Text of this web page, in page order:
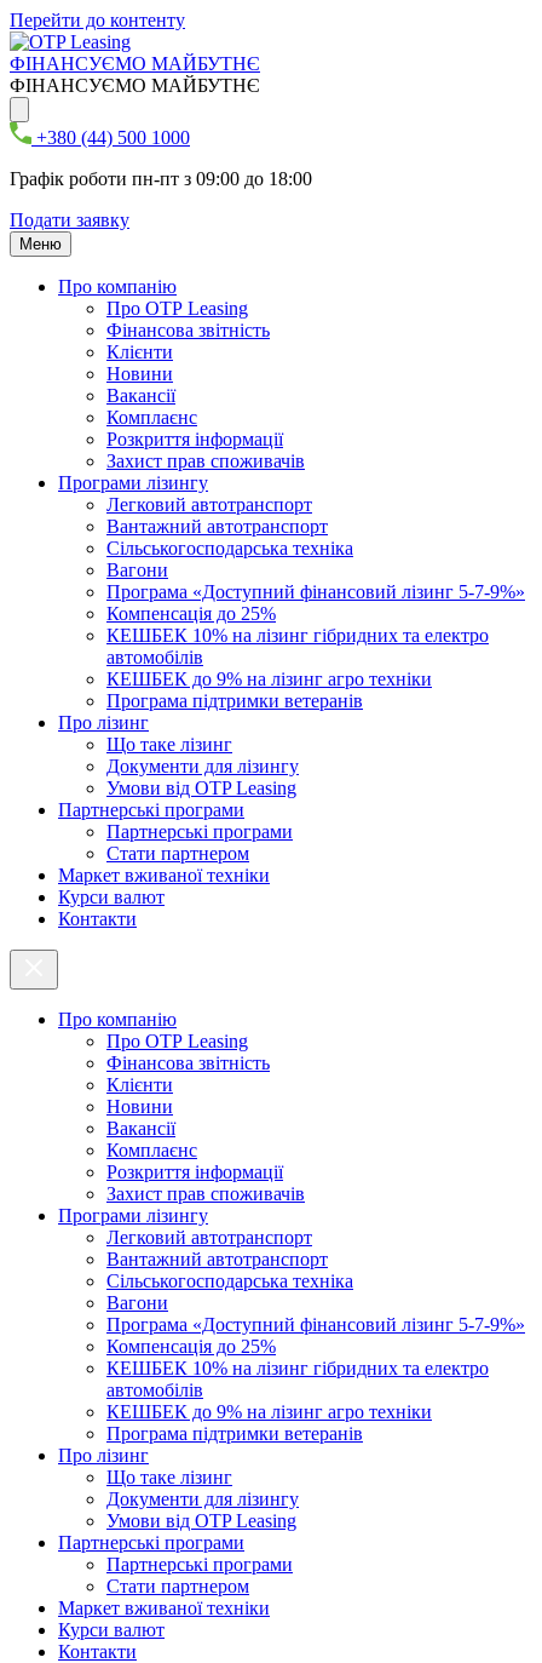
Перейти до контенту
ФІНАНСУЄМО МАЙБУТНЄ
ФІНАНСУЄМО МАЙБУТНЄ
+380 (44) 500 1000
Графік роботи пн-пт з 09:00 до 18:00
Подати заявку
Меню
Про компанію
Про ОТР Leasing
Фінансова звітність
Клієнти
Новини
Вакансії
Комплаєнс
Розкриття інформації
Захист прав споживачів
Програми лізингу
Легковий автотранспорт
Вантажний автотранспорт
Cільськогосподарська техніка
Вагони
Програма «Доступний фінансовий лізинг 5-7-9%»
Компенсація до 25%
КЕШБЕК 10% на лізинг гібридних та електро
автомобілів
КЕШБЕК до 9% на лізинг агро техніки
Програма підтримки ветеранів
Про лізинг
Що таке лізинг
Документи для лізингу
Умови від OTP Leasing
Партнерські програми
Партнерські програми
Стати партнером
Маркет вживаної техніки
Курси валют
Контакти
Про компанію
Про ОТР Leasing
Фінансова звітність
Клієнти
Новини
Вакансії
Комплаєнс
Розкриття інформації
Захист прав споживачів
Програми лізингу
Легковий автотранспорт
Вантажний автотранспорт
Cільськогосподарська техніка
Вагони
Програма «Доступний фінансовий лізинг 5-7-9%»
Компенсація до 25%
КЕШБЕК 10% на лізинг гібридних та електро
автомобілів
КЕШБЕК до 9% на лізинг агро техніки
Програма підтримки ветеранів
Про лізинг
Що таке лізинг
Документи для лізингу
Умови від OTP Leasing
Партнерські програми
Партнерські програми
Стати партнером
Маркет вживаної техніки
Курси валют
Контакти